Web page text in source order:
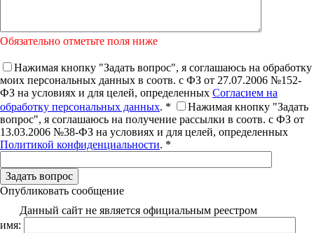
Обязательно отметьте поля ниже
Нажимая кнопку "Задать вопрос", я соглашаюсь на обработку
моих персональных данных в соотв. с ФЗ от 27.07.2006 №152-
ФЗ на условиях и для целей, определенных Согласием на
обработку персональных данных. *
Нажимая кнопку "Задать
вопрос", я соглашаюсь на получение рассылки в соотв. с ФЗ от
13.03.2006 №38-ФЗ на условиях и для целей, определенных
Политикой конфиденциальности. *
Опубликовать сообщение
Данный сайт не является официальным реестром
имя: